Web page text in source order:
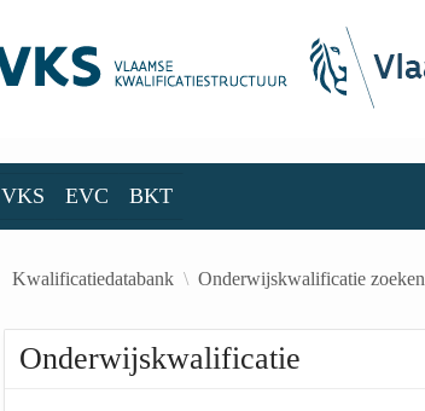
VKS EVC BKT
Kwalificatiedatabank Onderwijskwalificatie zoeken
Onderwijskwalificatie